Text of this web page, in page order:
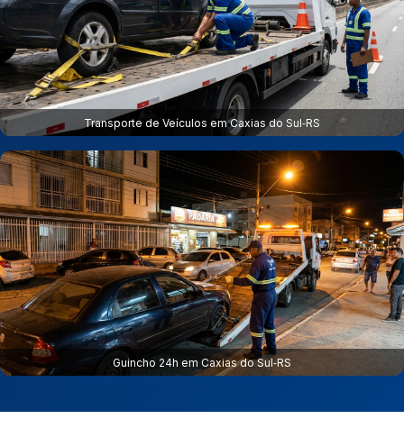
Transporte de Veículos em Caxias do Sul‑RS
Guincho 24h em Caxias do Sul‑RS